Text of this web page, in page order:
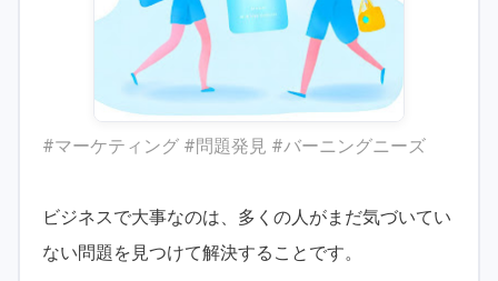
#マーケティング #問題発見 #バーニングニーズ
ビジネスで大事なのは、多くの人がまだ気づいてい
ない問題を見つけて解決することです。